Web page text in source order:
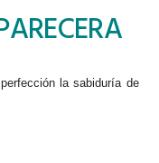
la sabiduría de